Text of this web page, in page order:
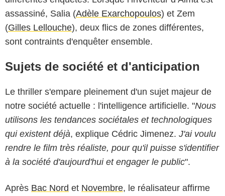
assassiné, Salia (Adèle Exarchopoulos) et Zem
(Gilles Lellouche), deux flics de zones différentes,
sont contraints d'enquêter ensemble.
Sujets de société et d'anticipation
Le thriller s'empare pleinement d'un sujet majeur de
notre société actuelle : l'intelligence artificielle. "Nous
utilisons les tendances sociétales et technologiques
qui existent déjà, explique Cédric Jimenez. J'ai voulu
rendre le film très réaliste, pour qu'il puisse s'identifier
à la société d'aujourd'hui et engager le public".
Après Bac Nord et Novembre, le réalisateur affirme